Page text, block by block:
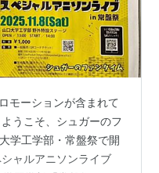
モーションが含まれて
うこそ、シュガーのフ
学工学部・常盤祭で開
ャルアニソンライブ